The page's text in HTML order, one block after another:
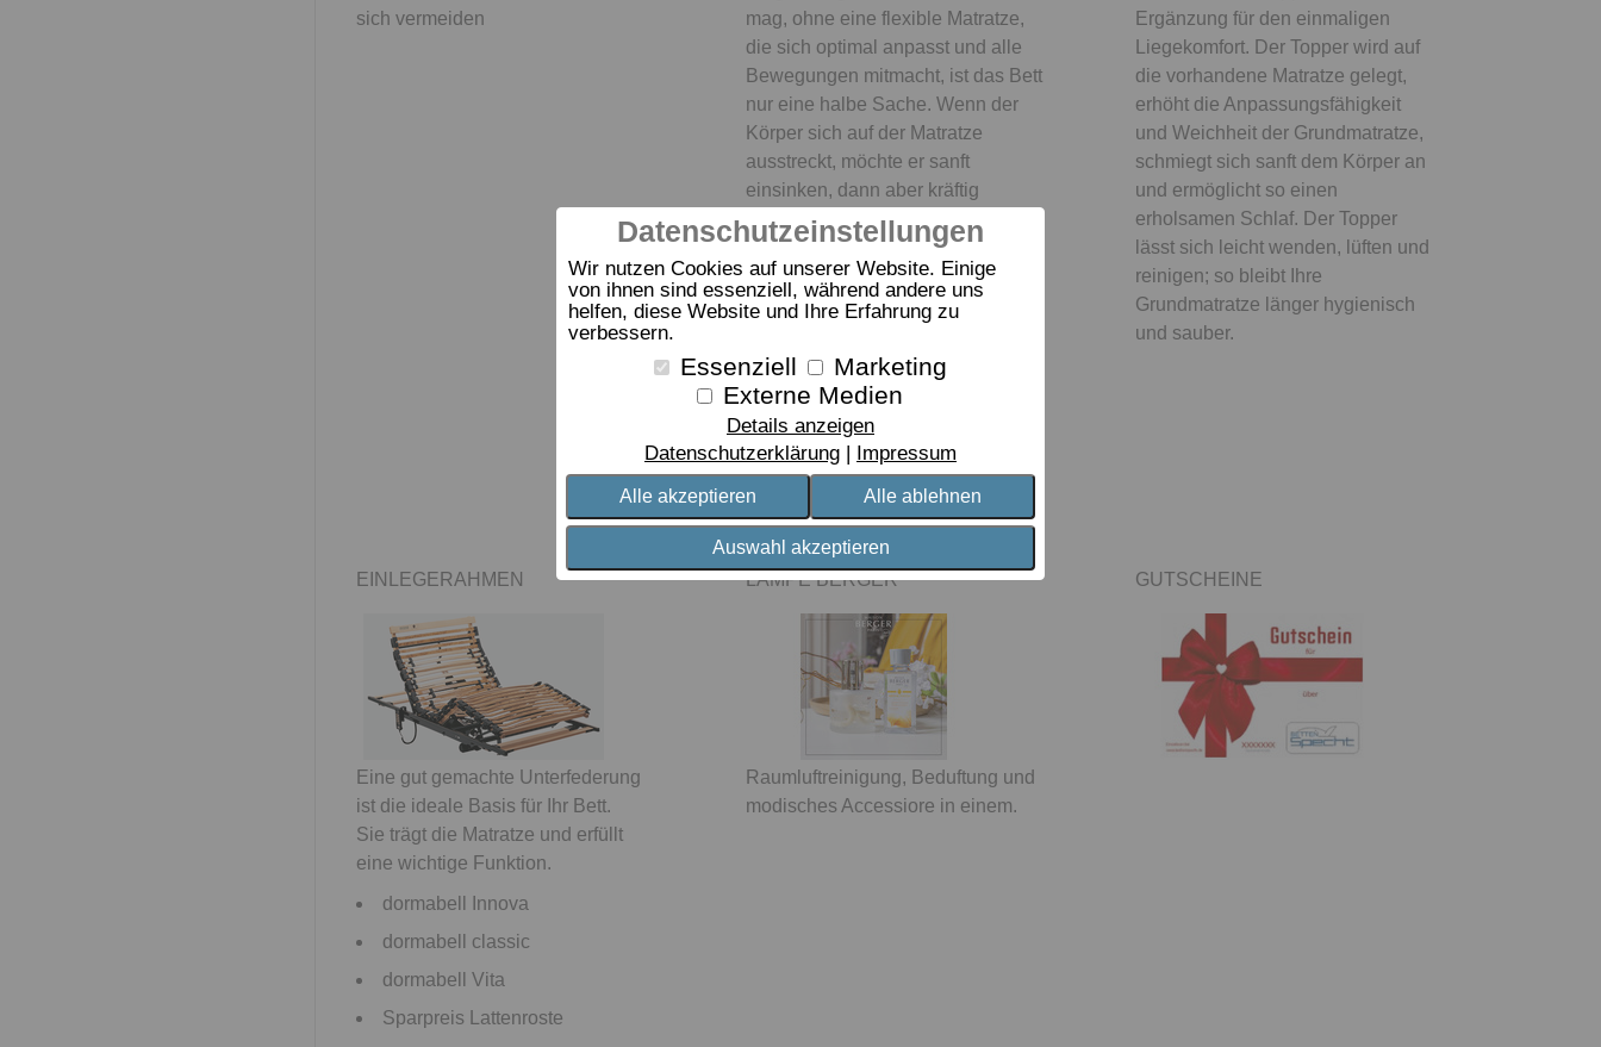
Datenschutzeinstellungen
Wir nutzen Cookies auf unserer Website. Einige
von ihnen sind essenziell, während andere uns
helfen, diese Website und Ihre Erfahrung zu
verbessern.
Essenziell
Marketing
Externe Medien
Details anzeigen
Datenschutzerklärung
Impressum
Alle akzeptieren Alle ablehnen
Auswahl akzeptieren
sich vermeiden
mag, ohne eine flexible Matratze,
die sich optimal anpasst und alle
Bewegungen mitmacht, ist das Bett
nur eine halbe Sache. Wenn der
Körper sich auf der Matratze
ausstreckt, möchte er sanft
einsinken, dann aber kräftig
getragen werden.
Forschungsergebnisse durch das
Ergonomie Institut München
ergaben, dass sowohl
Fiberglas- und Schaummatratzen
diese Anforderung erfüllen.
dormabell Innova
dormabell classic
Sparpreis Matratzen
dormabell Nuvolux
Ergänzung für den einmaligen
Liegekomfort. Der Topper wird auf
die vorhandene Matratze gelegt,
erhöht die Anpassungsfähigkeit
und Weichheit der Grundmatratze,
schmiegt sich sanft dem Körper an
und ermöglicht so einen
erholsamen Schlaf. Der Topper
lässt sich leicht wenden, lüften und
reinigen; so bleibt Ihre
Grundmatratze länger hygienisch
und sauber.
EINLEGERAHMEN
Eine gut gemachte Unterfederung
ist die ideale Basis für Ihr Bett.
Sie trägt die Matratze und erfüllt
eine wichtige Funktion.
dormabell Innova
dormabell classic
dormabell Vita
Sparpreis Lattenroste
LAMPE BERGER
Raumluftreinigung, Beduftung und
modisches Accessiore in einem.
GUTSCHEINE